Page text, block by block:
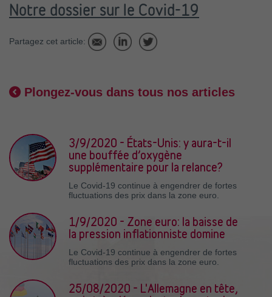
Notre dossier sur le Covid-19
Partagez cet article:
Plongez-vous dans tous nos articles
3/9/2020 - États-Unis: y aura-t-il
une bouffée d’oxygène
supplémentaire pour la relance?
Le Covid-19 continue à engendrer de fortes
fluctuations des prix dans la zone euro.
1/9/2020 - Zone euro: la baisse de
la pression inflationniste domine
Le Covid-19 continue à engendrer de fortes
fluctuations des prix dans la zone euro.
25/08/2020 - L'Allemagne en tête,